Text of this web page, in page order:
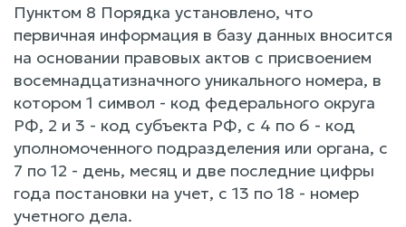
Пунктом 8 Порядка установлено, что
первичная информация в базу данных вносится
на основании правовых актов с присвоением
восемнадцатизначного уникального номера, в
котором 1 символ - код федерального округа
РФ, 2 и 3 - код субъекта РФ, с 4 по 6 - код
уполномоченного подразделения или органа, с
7 по 12 - день, месяц и две последние цифры
года постановки на учет, с 13 по 18 - номер
учетного дела.